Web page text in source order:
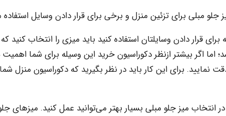
جلو مبلی برای تزئین منزل و برخی برای قرار دادن وسایل
قرار دادن وسایلتان استفاده کنید باید میزی را انتخاب کنید
اگر بیشتر ازنظر دکوراسیون خرید این وسیله برای شما اهمیت
نمایید. برای این کار باید در نظر بگیرید که دکوراسیون منزل
میز جلو مبلی بسیار بهتر می‌توانید عمل کنید. میزهای